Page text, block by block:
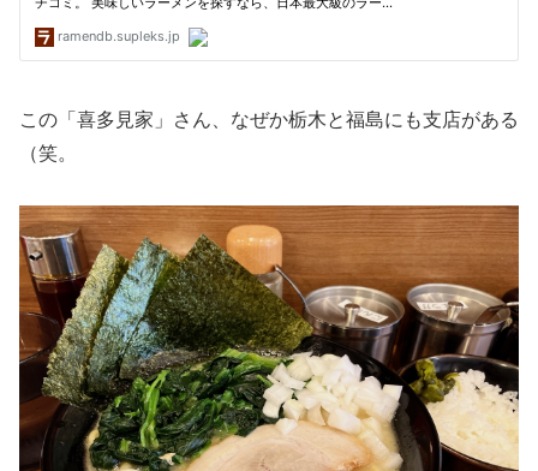
この「喜多見家」さん、なぜか栃木と福島にも支店がある
（笑。